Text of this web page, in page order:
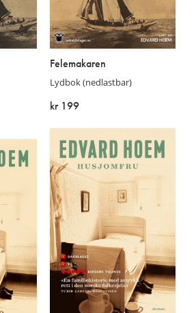
Felemakaren
Lydbok (nedlastbar)
kr 199